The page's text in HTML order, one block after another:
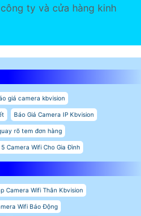
ty và cửa hàng kinh
giá camera kbvision
Báo Giá Camera IP Kbvision
rõ tem đơn hàng
5 Camera Wifi Cho Gia Đình
Camera Wifi Thân Kbvision
Wifi Báo Động